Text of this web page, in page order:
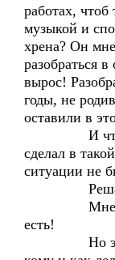
работах,
музыкой и
хрена? Он
разобраться
вырос!
годы, не
оставили в
И что? Ты
сделал в
ситуации не
Решать
Мнение о
есть!
Но это о